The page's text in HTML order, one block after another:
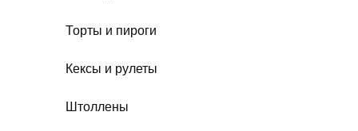
Торты и пироги
Кексы и рулеты
Штоллены